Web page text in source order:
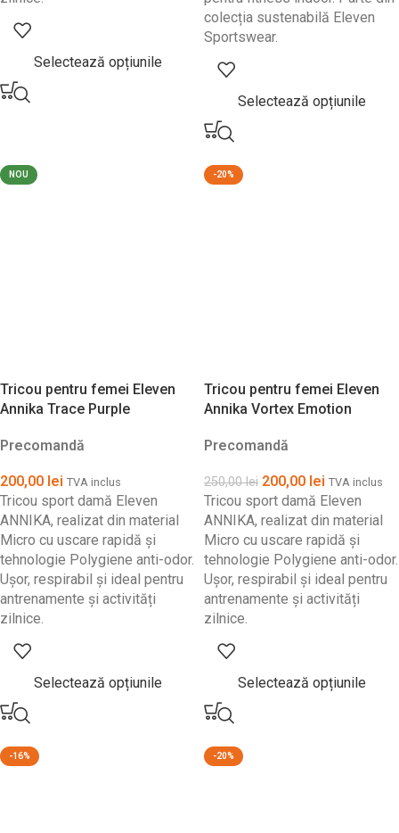
Selectează opțiunile
colecția sustenabilă Eleven
Sportswear.
Selectează opțiunile
NOU
Tricou pentru femei Eleven
Annika Trace Purple
Precomandă
200,00 lei TVA inclus
Tricou sport damă Eleven
ANNIKA, realizat din material
Micro cu uscare rapidă și
tehnologie Polygiene anti-odor.
Ușor, respirabil și ideal pentru
antrenamente și activități
zilnice.
Selectează opțiunile
-20%
Tricou pentru femei Eleven
Annika Vortex Emotion
Precomandă
250,00lei 200,00 lei TVA inclus
Tricou sport damă Eleven
ANNIKA, realizat din material
Micro cu uscare rapidă și
tehnologie Polygiene anti-odor.
Ușor, respirabil și ideal pentru
antrenamente și activități
zilnice.
Selectează opțiunile
-16% -20%